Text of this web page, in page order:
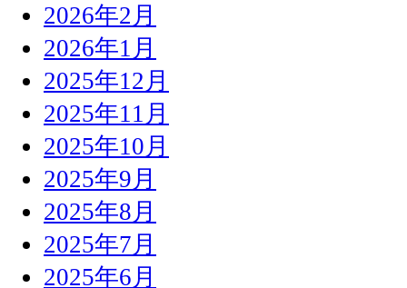
2026年2月
2026年1月
2025年12月
2025年11月
2025年10月
2025年9月
2025年8月
2025年7月
2025年6月